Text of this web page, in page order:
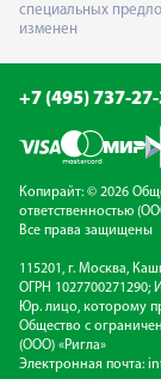
специальных
изменен
+7 (495) 737-
Копирайт: © 2026
ответственностью
Все права защищены
115201, г. Москва,
ОГРН 1027700271290;
Юр. лицо, которому
Общество с
(ООО) «Ригла»
Электронная почта: